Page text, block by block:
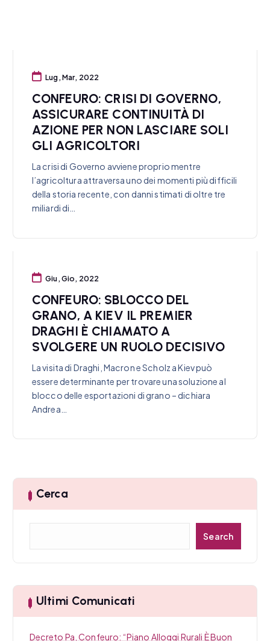
Lug, Mar, 2022
CONFEURO: CRISI DI GOVERNO,
ASSICURARE CONTINUITÀ DI
AZIONE PER NON LASCIARE SOLI
GLI AGRICOLTORI
La crisi di Governo avviene proprio mentre
l’agricoltura attraversa uno dei momenti più difficili
della storia recente, con danni stimati di oltre tre
miliardi di…
Giu, Gio, 2022
CONFEURO: SBLOCCO DEL
GRANO, A KIEV IL PREMIER
DRAGHI È CHIAMATO A
SVOLGERE UN RUOLO DECISIVO
La visita di Draghi, Macron e Scholz a Kiev può
essere determinante per trovare una soluzione al
blocco delle esportazioni di grano – dichiara
Andrea…
Cerca
a
Search
Ultimi Comunicati
Decreto Pa, Confeuro: “Piano Alloggi Rurali È Buon